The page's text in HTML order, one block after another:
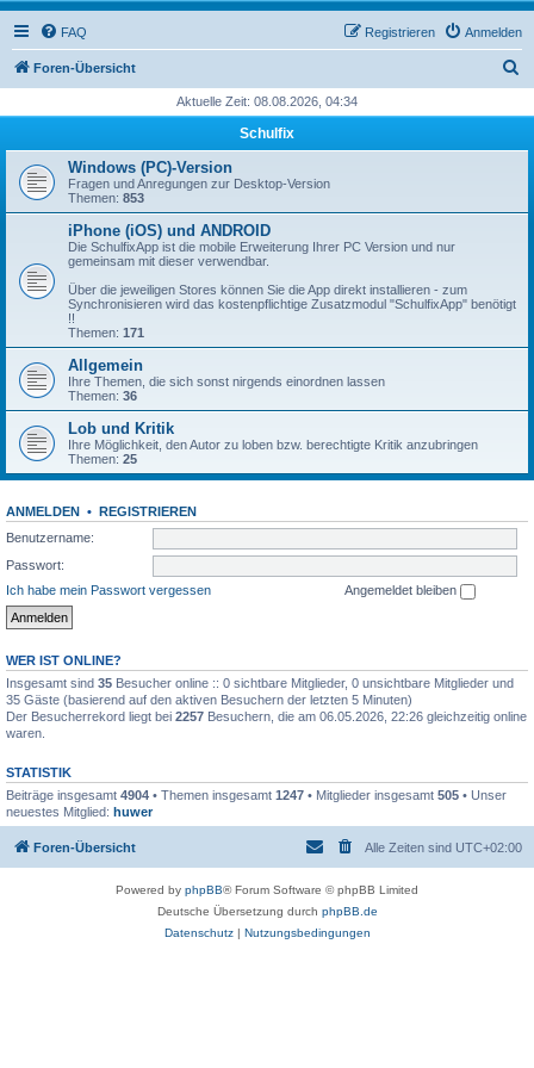
FAQ Anmelden
Registrieren
Foren-Übersicht
h
Aktuelle Zeit: 08.08.2026, 04:34
Schulfix
Windows (PC)-Version
Fragen und Anregungen zur Desktop-Version
Themen: 853
iPhone (iOS) und ANDROID
Die SchulfixApp ist die mobile Erweiterung Ihrer PC Version und nur
gemeinsam mit dieser verwendbar.
Über die jeweiligen Stores können Sie die App direkt installieren - zum
Synchronisieren wird das kostenpflichtige Zusatzmodul "SchulfixApp" benötigt
!!
Themen: 171
Allgemein
Ihre Themen, die sich sonst nirgends einordnen lassen
Themen: 36
Lob und Kritik
Ihre Möglichkeit, den Autor zu loben bzw. berechtigte Kritik anzubringen
Themen: 25
ANMELDEN • REGISTRIEREN
Benutzername:
Passwort:
Ich habe mein Passwort vergessen
Angemeldet bleiben
WER IST ONLINE?
Insgesamt sind 35 Besucher online :: 0 sichtbare Mitglieder, 0 unsichtbare Mitglieder und
35 Gäste (basierend auf den aktiven Besuchern der letzten 5 Minuten)
Der Besucherrekord liegt bei 2257 Besuchern, die am 06.05.2026, 22:26 gleichzeitig online
waren.
STATISTIK
Beiträge insgesamt 4904 • Themen insgesamt 1247 • Mitglieder insgesamt 505 • Unser
neuestes Mitglied: huwer
Foren-Übersicht Alle Zeiten sind UTC+02:00
Powered by phpBB® Forum Software © phpBB Limited
Deutsche Übersetzung durch phpBB.de
Datenschutz| Nutzungsbedingungen